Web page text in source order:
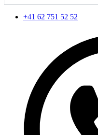
+41 62 751 52 52